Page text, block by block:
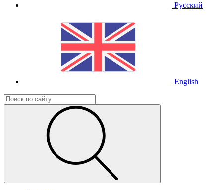
Русский
English